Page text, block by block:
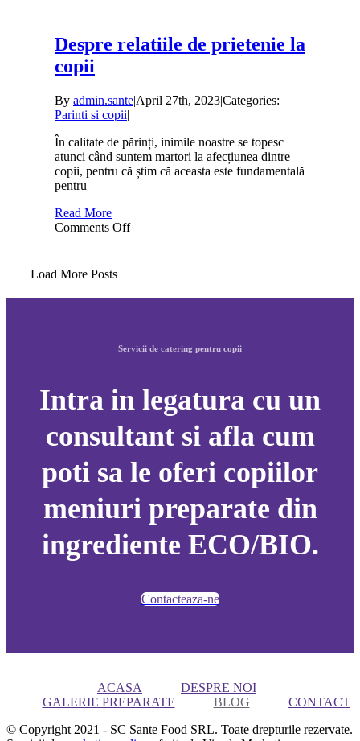
Despre relatiile de prietenie la
copii
By admin.sante|April 27th, 2023|Categories:
Parinti si copii|
În calitate de părinți, inimile noastre se topesc
atunci când suntem martori la afecțiunea dintre
copii, pentru că știm că aceasta este fundamentală
pentru
Read More
Comments Offon
la
Load More Posts
Servicii de catering pentru copii
Intra in legatura cu un
consultant si afla cum
poti sa le oferi copiilor
meniuri preparate din
ingrediente ECO/BIO.
Contacteaza-ne
ACASA
DESPRE NOI
GALERIE PREPARATE
BLOG
CONTACT
© Copyright 2021 - SC Sante Food SRL. Toate drepturile rezervate.